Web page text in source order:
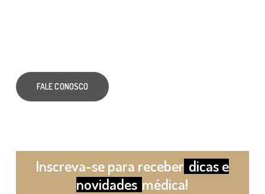
FALE CONOSCO
Inscreva-se para receber dicas e
novidades médica!